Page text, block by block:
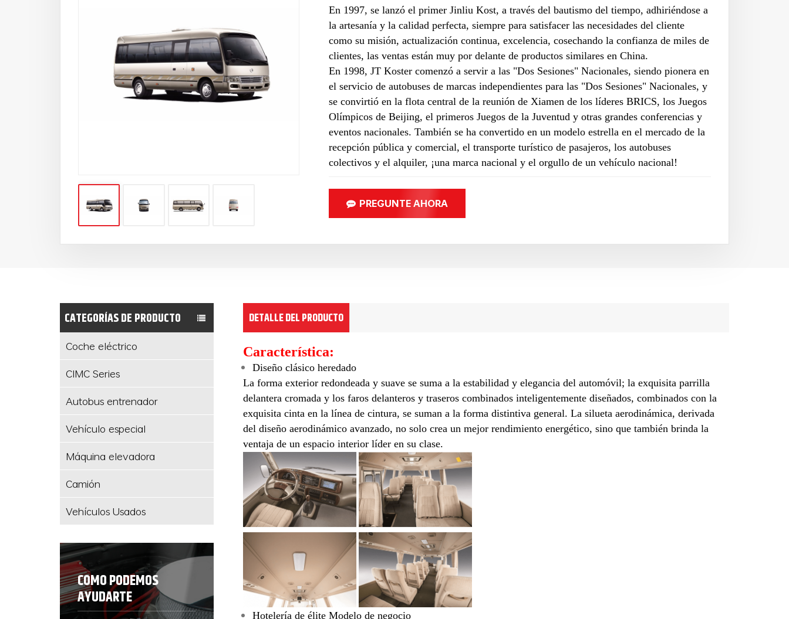
En 1997, se lanzó el primer Jinliu Kost, a través del bautismo del tiempo, adhiriéndose a
la artesanía y la calidad perfecta, siempre para satisfacer las necesidades del cliente
como su misión, actualización continua, excelencia, cosechando la confianza de miles de
clientes, las ventas están muy por delante de productos similares en China.
En 1998, JT Koster comenzó a servir a las "Dos Sesiones" Nacionales, siendo pionera en
el servicio de autobuses de marcas independientes para las "Dos Sesiones" Nacionales, y
se convirtió en la flota central de la reunión de Xiamen de los líderes BRICS, los Juegos
Olímpicos de Beijing, el primeros Juegos de la Juventud y otras grandes conferencias y
eventos nacionales. También se ha convertido en un modelo estrella en el mercado de la
recepción pública y comercial, el transporte turístico de pasajeros, los autobuses
colectivos y el alquiler, ¡una marca nacional y el orgullo de un vehículo nacional!
PREGUNTE AHORA
CATEGORÍAS DE PRODUCTO
Coche eléctrico
CIMC Series
Autobus entrenador
Vehículo especial
Máquina elevadora
Camión
Vehículos Usados
COMO PODEMOS
AYUDARTE
DETALLE DEL PRODUCTO
Característica:
Diseño clásico heredado
La forma exterior redondeada y suave se suma a la estabilidad y elegancia del automóvil; la exquisita parrilla
delantera cromada y los faros delanteros y traseros combinados inteligentemente diseñados, combinados con la
exquisita cinta en la línea de cintura, se suman a la forma distintiva general. La silueta aerodinámica, derivada
del diseño aerodinámico avanzado, no solo crea un mejor rendimiento energético, sino que también brinda la
ventaja de un espacio interior líder en su clase.
Hotelería de élite Modelo de negocio